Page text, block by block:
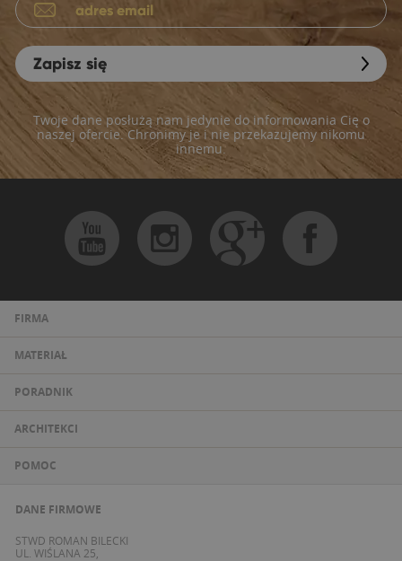
Zapisz się
Twoje dane posłużą nam jedynie do informowania Cię o
naszej ofercie. Chronimy je i nie przekazujemy nikomu
innemu.
FIRMA
MATERIAŁ
PORADNIK
ARCHITEKCI
POMOC
DANE FIRMOWE
STWD ROMAN BILECKI
UL. WIŚLANA 25,